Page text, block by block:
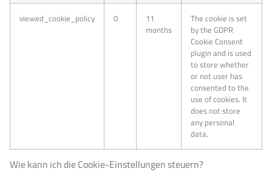
viewed_cookie_policy 0 11
months
The cookie is set
by the GDPR
Cookie Consent
plugin and is used
to store whether
or not user has
consented to the
use of cookies. It
does not store
any personal
data.
Wie kann ich die Cookie-Einstellungen steuern?